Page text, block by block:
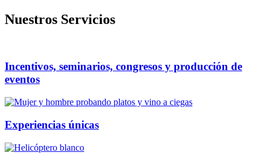
Nuestros Servicios
Incentivos, seminarios, congresos y producción de
eventos
Experiencias únicas